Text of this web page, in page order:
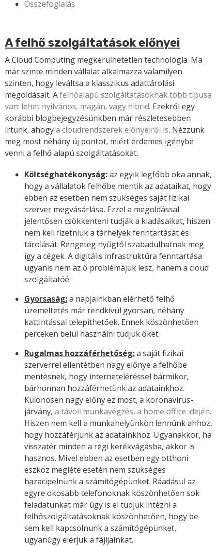
Összefoglalás
A felhő szolgáltatások előnyei
A Cloud Computing megkerülhetetlen technológia. Ma
már szinte minden vállalat alkalmazza valamilyen
szinten, hogy leváltsa a klasszikus adattárolási
megoldásait. Afelhőalapú szolgáltatásoknak több típusa
van: lehet nyilvános, magán, vagy hibrid. Ezekről egy
korábbi blogbejegyzésünkben már részletesebben
írtunk, ahogya cloudrendszerek előnyeiről is. Nézzünk
meg most néhány új pontot, miért érdemes igénybe
venni a felhő alapú szolgáltatásokat.
Költséghatékonyság:az egyik legfőbb oka annak,
hogy a vállalatok felhőbe mentik az adataikat, hogy
ebben az esetben nem szükséges saját fizikai
szerver megvásárlása. Ezzel a megoldással
jelentősen csökkenteni tudják a kiadásaikat, hiszen
nem kell fizetniük a tárhelyek fenntartását és
tárolását. Rengeteg nyűgtől szabadulhatnak meg
így a cégek. A digitális infrastruktúra fenntartása
ugyanis nem az ő problémájuk lesz, hanem a cloud
szolgáltatóé.
Gyorsaság:a napjainkban elérhető felhő
üzemeltetés már rendkívül gyorsan, néhány
kattintással telepíthetőek. Ennek köszönhetően
perceken belül használni tudjuk őket.
Rugalmas hozzáférhetőség:a saját fizikai
szerverrel ellentétben nagy előnye a felhőbe
mentésnek, hogy interneteléréssel bármikor,
bárhonnan hozzáférhetünk az adatainkhoz.
Különösen nagy előny ez most, a koronavírus-
járvány, a távoli munkavégzés, a home office idején.
Hiszen nem kell a munkahelyünkön lennünk ahhoz,
hogy hozzáférjünk az adatainkhoz. Ugyanakkor, ha
visszatér minden a régi kerékvágásba, akkor is
hasznos. Mivel ebben az esetben egy otthoni
eszköz megléte esetén nem szükséges
hazacipelnünk a számítógépünket. Ráadásul az
egyre okosabb telefonoknak köszönhetően sok
feladatunkat már úgy is el tudjuk intézni a
felhőszolgáltatásoknak köszönhetően, hogy be
sem kell kapcsolnunk a számítógépünket,
ugyanúgy elérjük a fájljainkat.